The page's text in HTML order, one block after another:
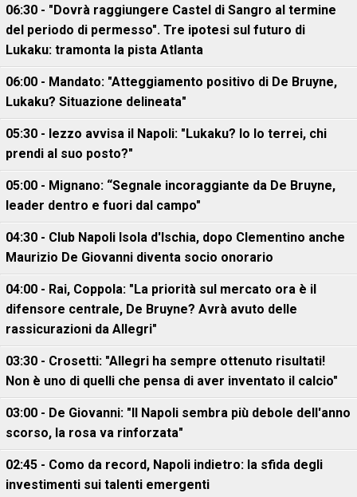
06:30 - "Dovrà raggiungere Castel di Sangro al termine
del periodo di permesso". Tre ipotesi sul futuro di
Lukaku: tramonta la pista Atlanta
06:00 - Mandato: "Atteggiamento positivo di De Bruyne,
Lukaku? Situazione delineata"
05:30 - Iezzo avvisa il Napoli: "Lukaku? Io lo terrei, chi
prendi al suo posto?"
05:00 - Mignano: “Segnale incoraggiante da De Bruyne,
leader dentro e fuori dal campo"
04:30 - Club Napoli Isola d'Ischia, dopo Clementino anche
Maurizio De Giovanni diventa socio onorario
04:00 - Rai, Coppola: "La priorità sul mercato ora è il
difensore centrale, De Bruyne? Avrà avuto delle
rassicurazioni da Allegri"
03:30 - Crosetti: "Allegri ha sempre ottenuto risultati!
Non è uno di quelli che pensa di aver inventato il calcio"
03:00 - De Giovanni: "Il Napoli sembra più debole dell'anno
scorso, la rosa va rinforzata"
02:45 - Como da record, Napoli indietro: la sfida degli
investimenti sui talenti emergenti